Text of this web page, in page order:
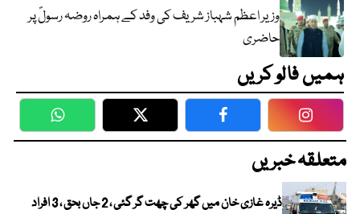
وزیر اعظم شہباز شریف کی وفد کے ہمراہ روضہ رسولؐ پر
حاضری
ہمیں فالو کریں
WhatsApp Twitter Facebook
متعلقہ خبریں
ڈیرہ غازی خان میں گھر کی چھت گر گئی ، 2 جاں بحق ، 3 افراد